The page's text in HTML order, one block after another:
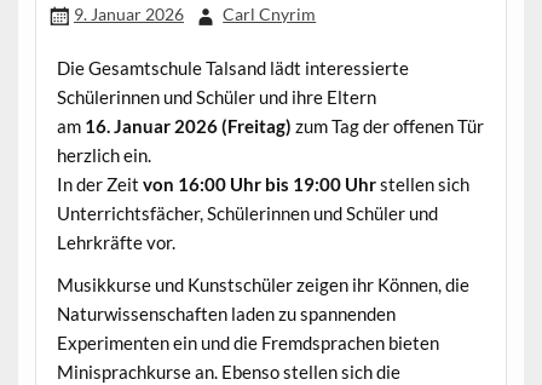
9. Januar 2026 Carl Cnyrim
Die Gesamtschule Talsand lädt interessierte
Schülerinnen und Schüler und ihre Eltern
am 16. Januar 2026 (Freitag) zum Tag der offenen Tür
herzlich ein.
In der Zeit von 16:00 Uhr bis 19:00 Uhrstellen sich
Unterrichtsfächer, Schülerinnen und Schüler und
Lehrkräfte vor.
Musikkurse und Kunstschüler zeigen ihr Können, die
Naturwissenschaften laden zu spannenden
Experimenten ein und die Fremdsprachen bieten
Minisprachkurse an. Ebenso stellen sich die